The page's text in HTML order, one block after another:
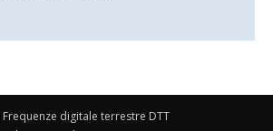
Frequenze digitale terrestre DTT